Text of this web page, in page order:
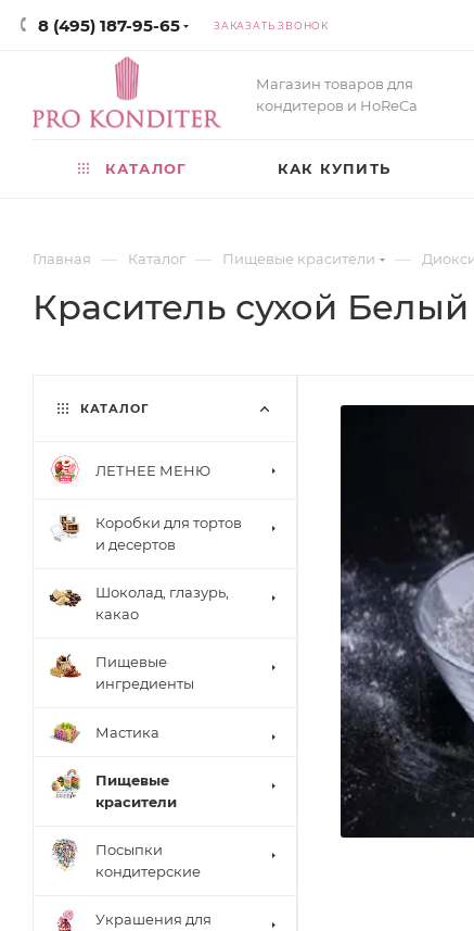
8 (495) 187-95-65 ЗАКАЗАТЬ ЗВОНОК
Магазин товаров для
кондитеров и HoReCa
КАТАЛОГ КАК КУПИТЬ
Главная — Каталог — Пищевые красители —
Краситель сухой
КАТАЛОГ
ЛЕТНЕЕ МЕНЮ
Коробки для тортов
и десертов
Шоколад, глазурь,
какао
Пищевые
ингредиенты
Мастика
Пищевые
красители
Посыпки
кондитерские
Украшения для